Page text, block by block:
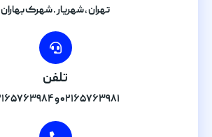
تهران , شهریار . شهرک بهاران
تلفن
۰۲۱۶۵۷۶۳۹۸۱ و ۰۲۱۶۵۷۶۳۹۸۴